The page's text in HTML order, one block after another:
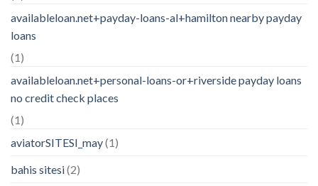
availableloan.net+payday-loans-al+hamilton nearby payday
loans
(1)
availableloan.net+personal-loans-or+riverside payday loans
no credit check places
(1)
aviatorSITESI_may(1)
bahis sitesi(2)